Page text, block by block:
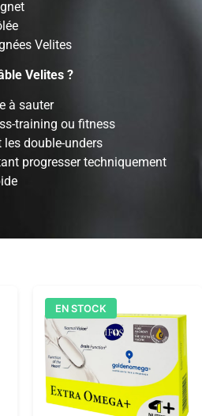
Velites
Velites ?
à sauter
training ou fitness
double-unders
progresser techniquement
EN STOCK